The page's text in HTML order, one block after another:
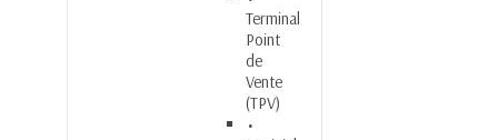
Terminal
Point
de
Vente
(TPV)